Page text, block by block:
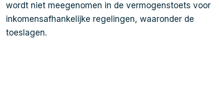
wordt niet meegenomen in de vermogenstoets voor
inkomensafhankelijke regelingen, waaronder de
toeslagen.